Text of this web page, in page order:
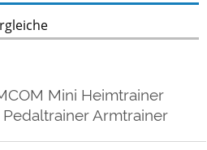
Mini Heimtrainer
Armtrainer